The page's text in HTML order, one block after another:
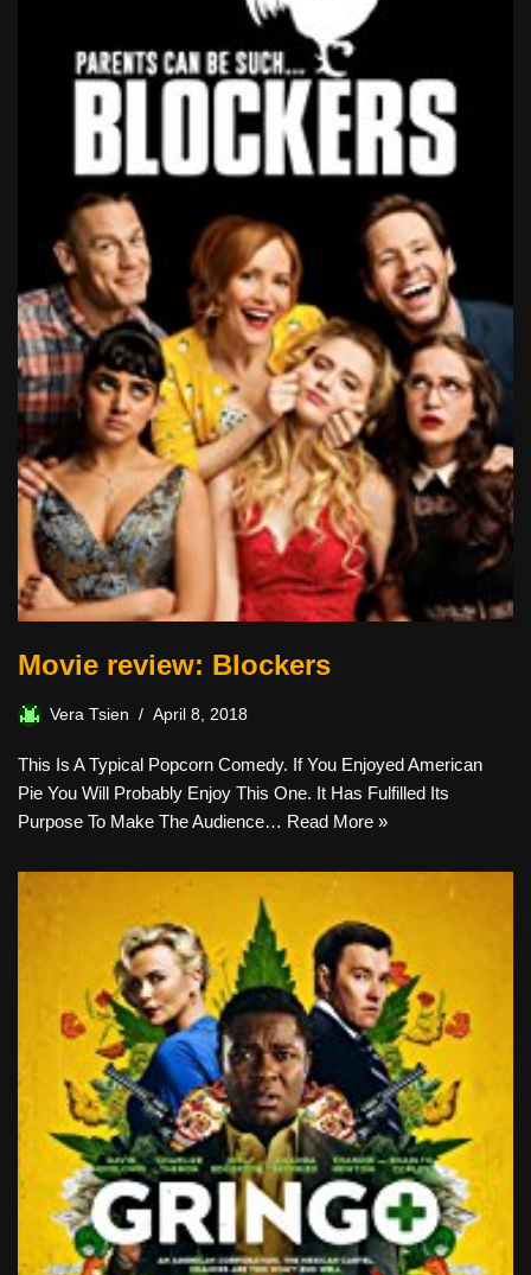
Movie review: Blockers
Vera Tsien April 8, 2018
This Is A Typical Popcorn Comedy. If You Enjoyed American
Pie You Will Probably Enjoy This One. It Has Fulfilled Its
Purpose To Make The Audience… Read More »